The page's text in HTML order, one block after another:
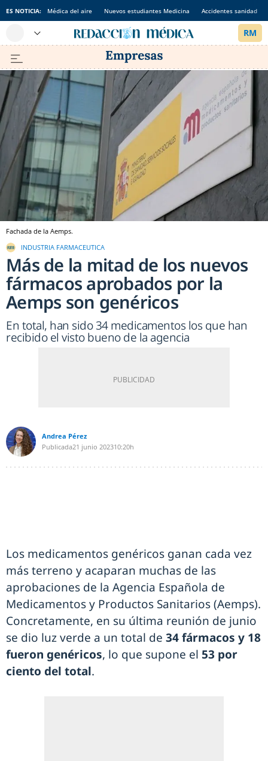
ES NOTICIA: Médica del aire Nuevos estudiantes Medicina Accidentes sanidad
Fachada de la Aemps.
INDUSTRIA FARMACEUTICA
Más de la mitad de los nuevos
fármacos aprobados por la
Aemps son genéricos
En total, han sido 34 medicamentos los que han
recibido el visto bueno de la agencia
Andrea Pérez
Publicada21 junio 202310:20h
Los medicamentos genéricos ganan cada vez
más terreno y acaparan muchas de las
aprobaciones de la Agencia Española de
Medicamentos y Productos Sanitarios (Aemps).
Concretamente, en su última reunión de junio
se dio luz verde a un total de 34 fármacos y 18
fueron genéricos, lo que supone el 53 por
ciento del total.